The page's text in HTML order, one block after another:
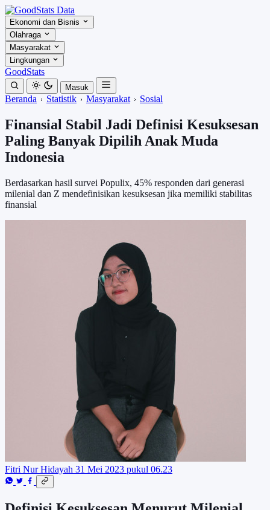
Ekonomi dan Bisnis
Olahraga
Masyarakat
Lingkungan
GoodStats
Masuk
Beranda Statistik Masyarakat Sosial
Finansial Stabil Jadi Definisi Kesuksesan
Paling Banyak Dipilih Anak Muda
Indonesia
Berdasarkan hasil survei Populix, 45% responden dari generasi
milenial dan Z mendefinisikan kesuksesan jika memiliki stabilitas
finansial
Fitri Nur Hidayah 31 Mei 2023 pukul 06.23